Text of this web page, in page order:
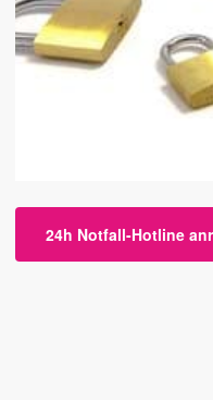
24h Notfall-Hotline